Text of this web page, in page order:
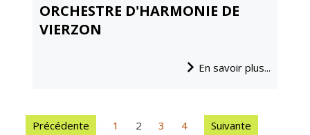
ORCHESTRE D'HARMONIE DE
VIERZON
En savoir plus...
Précédente 1 2 3 4
Suivante